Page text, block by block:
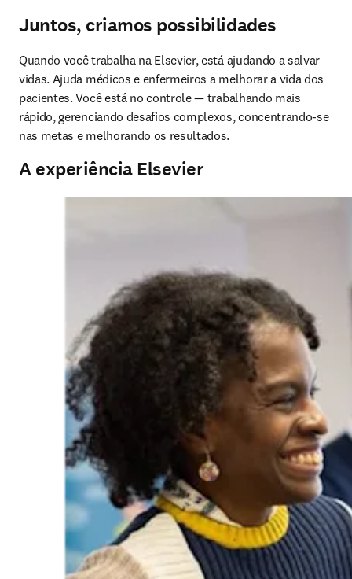
Juntos, criamos possibilidades
Quando você trabalha na Elsevier, está ajudando a salvar
vidas. Ajuda médicos e enfermeiros a melhorar a vida dos
pacientes. Você está no controle — trabalhando mais
rápido, gerenciando desafios complexos, concentrando-se
nas metas e melhorando os resultados.
A experiência Elsevier